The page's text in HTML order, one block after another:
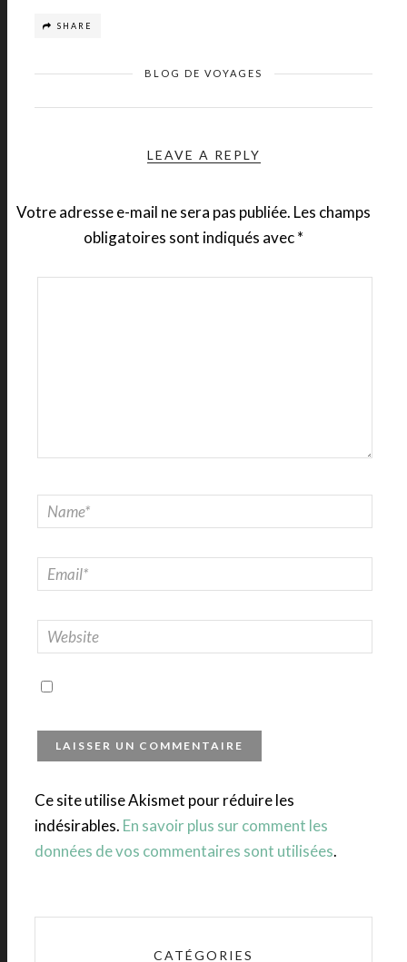
SHARE
BLOG DE VOYAGES
LEAVE A REPLY
Votre adresse e-mail ne sera pas publiée. Les champs
obligatoires sont indiqués avec*
Ce site utilise Akismet pour réduire les
indésirables. En savoir plus sur comment les
données de vos commentaires sont utilisées.
CATÉGORIES